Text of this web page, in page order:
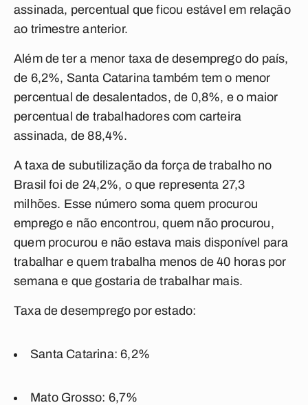
assinada, percentual que ficou estável em relação
ao trimestre anterior.
Além de ter a menor taxa de desemprego do país,
de 6,2%, Santa Catarina também tem o menor
percentual de desalentados, de 0,8%, e o maior
percentual de trabalhadores com carteira
assinada, de 88,4%.
A taxa de subutilização da força de trabalho no
Brasil foi de 24,2%, o que representa 27,3
milhões. Esse número soma quem procurou
emprego e não encontrou, quem não procurou,
quem procurou e não estava mais disponível para
trabalhar e quem trabalha menos de 40 horas por
semana e que gostaria de trabalhar mais.
Taxa de desemprego por estado:
Santa Catarina: 6,2%
Mato Grosso: 6,7%